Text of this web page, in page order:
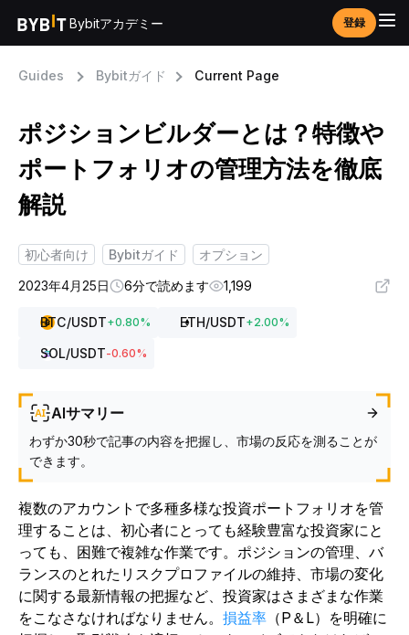
Bybitアカデミー 登録
Guides Bybitガイド Current Page
ポジションビルダーとは？特徴や
ポートフォリオの管理方法を徹底
解説
初心者向け Bybitガイド
オプション
2023年4月25日
6分で読めます 1,199
BTC/USDT+0.80% ETH/USDT+2.00%
SOL/USDT-0.60%
AIサマリー
わずか30秒で記事の内容を把握し、市場の反応を測ることが
できます。
複数のアカウントで多種多様な投資ポートフォリオを管
理することは、初心者にとっても経験豊富な投資家にと
っても、困難で複雑な作業です。ポジションの管理、バ
ランスのとれたリスクプロファイルの維持、市場の変化
に関する最新情報の把握など、投資家はさまざまな作業
をこなさなければなりません。 損益率 （P＆L）を明確に